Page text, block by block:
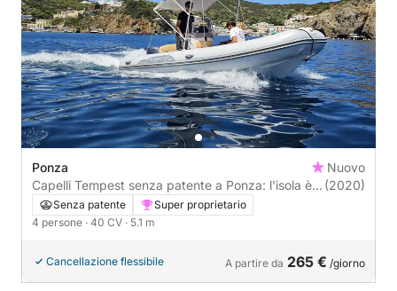
Ponza
Nuovo
Capelli Tempest senza patente a Ponza: l'isola è
tua
(2020)
Senza patente
Super proprietario
4 persone · 40 CV · 5.1 m
Cancellazione flessibile A partire da 265 € /giorno